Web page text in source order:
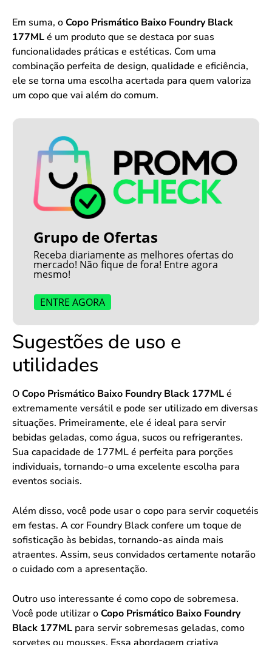
Em suma, oCopo Prismático Baixo Foundry Black
177MLé um produto que se destaca por suas
funcionalidades práticas e estéticas. Com uma
combinação perfeita de design, qualidade e eficiência,
ele se torna uma escolha acertada para quem valoriza
um copo que vai além do comum.
Grupo de Ofertas
Receba diariamente as melhores ofertas do
mercado! Não fique de fora! Entre agora
mesmo!
ENTRE AGORA
Sugestões de uso e
utilidades
OCopo Prismático Baixo Foundry Black 177MLé
extremamente versátil e pode ser utilizado em diversas
situações. Primeiramente, ele é ideal para servir
bebidas geladas, como água, sucos ou refrigerantes.
Sua capacidade de 177ML é perfeita para porções
individuais, tornando-o uma excelente escolha para
eventos sociais.
Além disso, você pode usar o copo para servir coquetéis
em festas. A cor Foundry Black confere um toque de
sofisticação às bebidas, tornando-as ainda mais
atraentes. Assim, seus convidados certamente notarão
o cuidado com a apresentação.
Outro uso interessante é como copo de sobremesa.
Você pode utilizar oCopo Prismático Baixo Foundry
Black 177ML para servir sobremesas geladas, como